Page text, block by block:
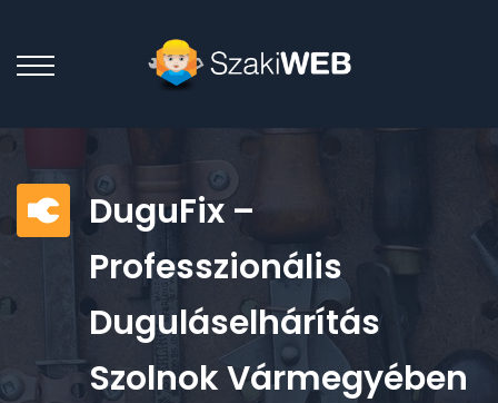
DuguFix –
Professzionális
Duguláselhárítás
Szolnok Vármegyében